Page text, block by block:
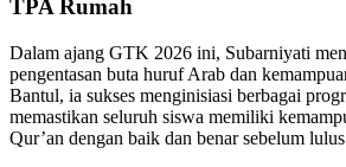
TPA Rumah
Dalam ajang GTK 2026 ini, Subarniyati
pengentasan buta huruf Arab dan
Bantul, ia sukses menginisiasi berbagai
memastikan seluruh siswa memiliki
Qur’an dengan baik dan benar sebelum